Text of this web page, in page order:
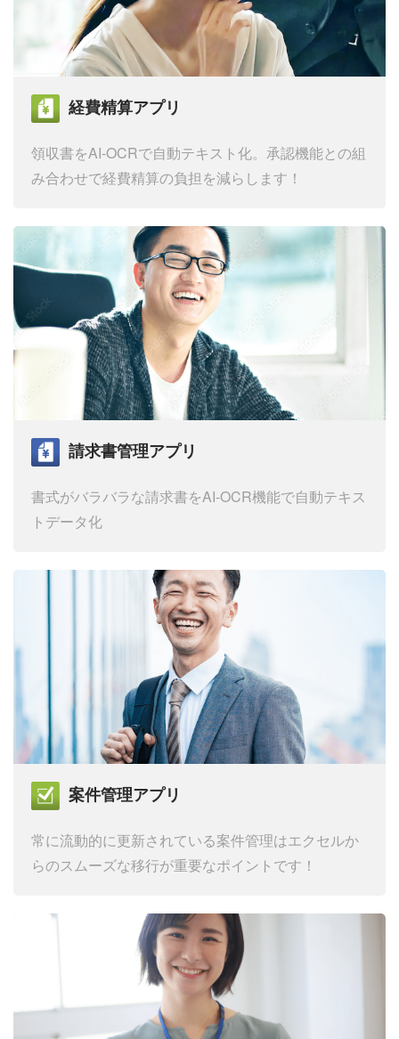
経費精算アプリ
領収書をAI-OCRで自動テキスト化。 承認機能との組
み合わせで経費精算の負担を減らします！
請求書管理アプリ
書式がバラバラな請求書をAI-OCR機能で自動テキス
トデータ化
案件管理アプリ
常に流動的に更新されている案件管理はエクセルか
らのスムーズな移行が重要なポイントです！